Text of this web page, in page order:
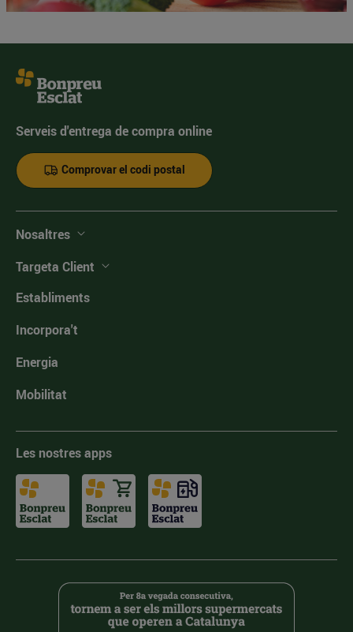
Serveis d'entrega de compra online
Comprovar el codi postal
Nosaltres
Targeta Client
Establiments
Incorpora't
Energia
Mobilitat
Les nostres apps